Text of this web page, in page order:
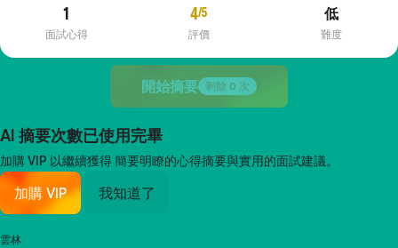
1
面試心得
4/5
評價
低
難度
開始摘要 剩餘 0 次
AI 摘要次數已使用完畢
加購 VIP 以繼續獲得簡要明瞭的心得摘要與實用的面試建議。
加購 VIP 我知道了
雲林